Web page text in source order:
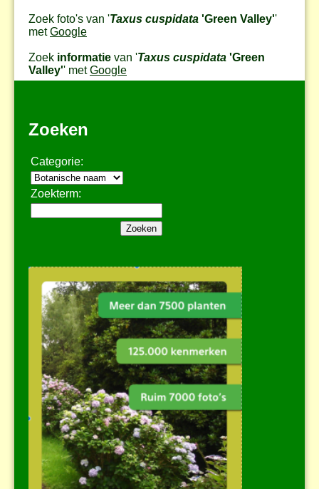
Zoek foto's van 'Taxus cuspidata 'Green Valley''
metGoogle
Zoek informatie van 'Taxus cuspidata 'Green
Valley'' metGoogle
Zoeken
Categorie:
Zoekterm: